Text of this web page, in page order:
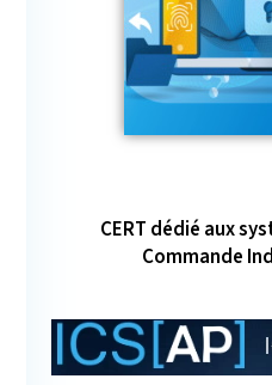
CERT dédié aux
Commande